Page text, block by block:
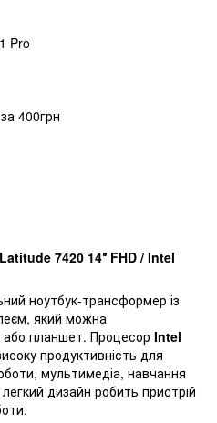
Pro
400грн
7420 14″ FHD / Intel
ноутбук-трансформер із
який можна
або планшет. Процесор Intel
продуктивність для
мультимедіа, навчання
дизайн робить пристрій